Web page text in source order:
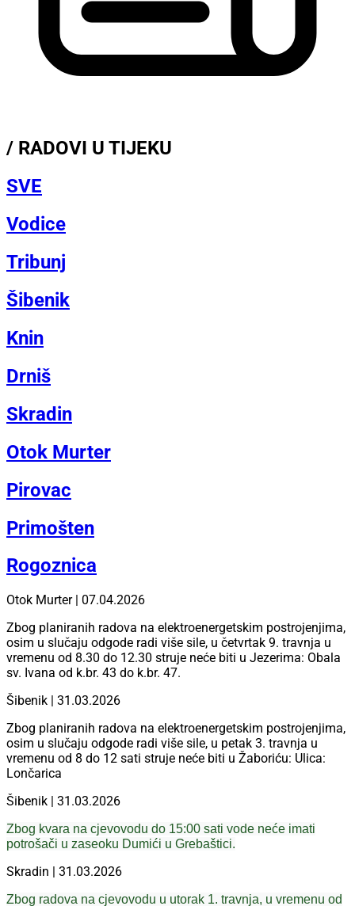
/ RADOVI U TIJEKU
SVE
Vodice
Tribunj
Šibenik
Knin
Drniš
Skradin
Otok Murter
Pirovac
Primošten
Rogoznica
Otok Murter | 07.04.2026
Zbog planiranih radova na elektroenergetskim postrojenjima,
osim u slučaju odgode radi više sile, u četvrtak 9. travnja u
vremenu od 8.30 do 12.30 struje neće biti u Jezerima: Obala
sv. Ivana od k.br. 43 do k.br. 47.
Šibenik | 31.03.2026
Zbog planiranih radova na elektroenergetskim postrojenjima,
osim u slučaju odgode radi više sile, u petak 3. travnja u
vremenu od 8 do 12 sati struje neće biti u Žaboriću: Ulica:
Lončarica
Šibenik | 31.03.2026
Zbog kvara na cjevovodu do 15:00 sati vode neće imati
potrošači u zaseoku Dumići u Grebaštici.
Skradin | 31.03.2026
Zbog radova na cjevovodu u utorak 1. travnja, u vremenu od